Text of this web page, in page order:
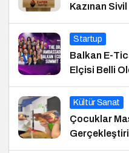
Kazınan
Startup
Balkan E-
Elçisi Belli
Kültür Sanat
Çocuklar